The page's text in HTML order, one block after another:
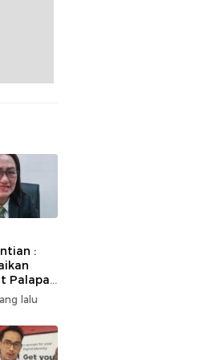
:
Palapa
Talaud,
Sitaro
lalu